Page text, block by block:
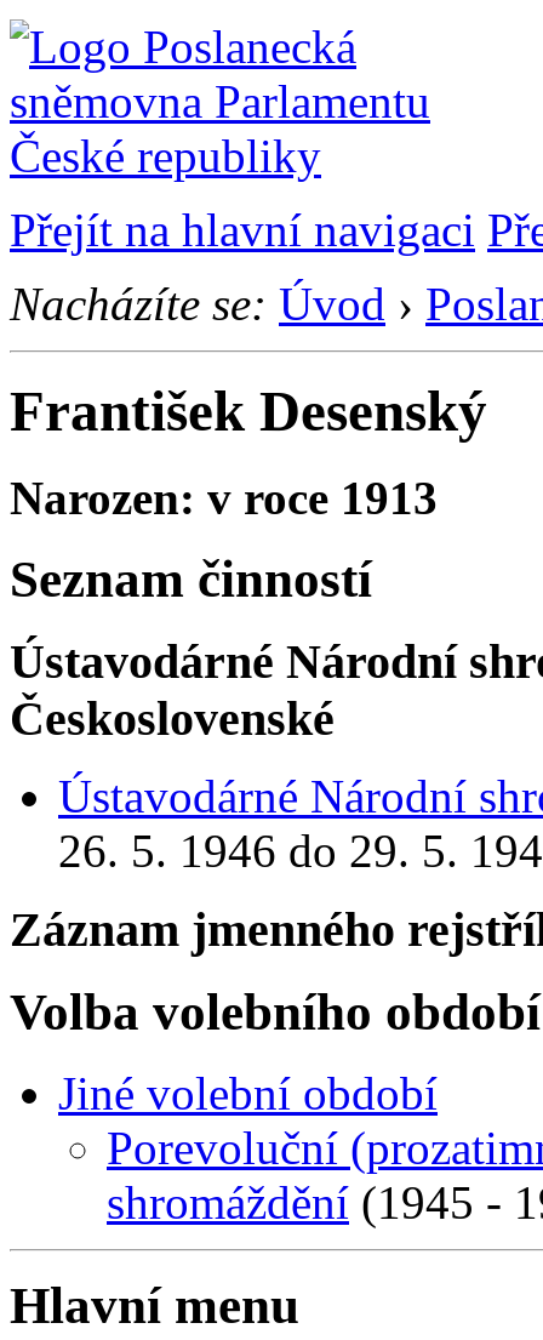
Přejít na hlavní navigaci
Nacházíte se: Úvod ›
František Desenský
Narozen: v roce 1913
Seznam činností
Ústavodárné Národní
Československé
Ústavodárné Národní
26. 5. 1946 do 29. 5.
Záznam jmenného
Volba volebního období
Jiné volební období
Porevoluční
shromáždění (1945 -
Hlavní menu